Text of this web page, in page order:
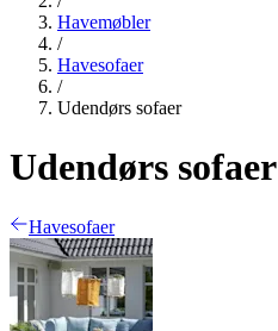
Havemøbler
/
Havesofaer
/
Udendørs sofaer
Udendørs sofaer
Havesofaer